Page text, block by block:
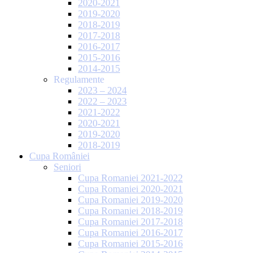
2020-2021
2019-2020
2018-2019
2017-2018
2016-2017
2015-2016
2014-2015
Regulamente
2023 – 2024
2022 – 2023
2021-2022
2020-2021
2019-2020
2018-2019
Cupa României
Seniori
Cupa Romaniei 2021-2022
Cupa Romaniei 2020-2021
Cupa Romaniei 2019-2020
Cupa Romaniei 2018-2019
Cupa Romaniei 2017-2018
Cupa Romaniei 2016-2017
Cupa Romaniei 2015-2016